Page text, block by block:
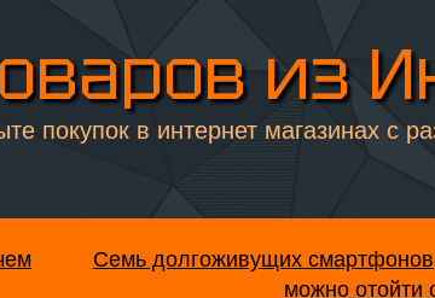
из
покупок в интернет магазинах с
Семь долгоживущих
можно отойти